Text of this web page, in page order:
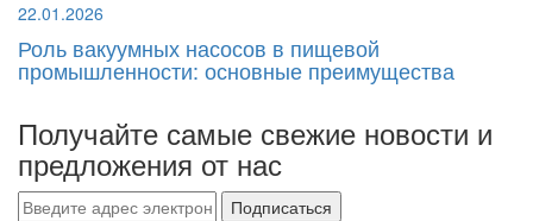
22.01.2026
Роль вакуумных насосов в пищевой
промышленности: основные преимущества
Получайте самые свежие новости и
предложения от нас
Подписаться